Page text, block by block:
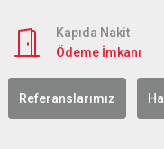
Kapıda Nakit
Ödeme İmkanı
Referanslarımız